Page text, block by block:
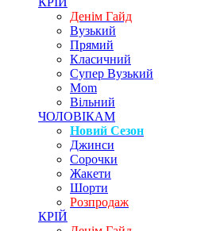
Денім Гайд
Вузький
Прямий
Класичний
Супер Вузький
Mom
Вільний
ЧОЛОВІКАМ
Новий Сезон
Джинси
Сорочки
Жакети
Шорти
Розпродаж
КРІЙ